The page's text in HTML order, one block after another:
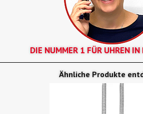
DIE NUMMER 1 FÜR UHREN IN
Ähnliche Produkte